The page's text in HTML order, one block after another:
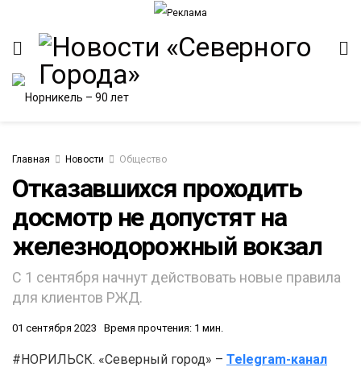
Главная Новости Общество
Отказавшихся проходить
досмотр не допустят на
железнодорожный вокзал
С 1 сентября начнут действовать новые правила
для клиентов РЖД.
01 сентября 2023 Время прочтения: 1 мин.
#НОРИЛЬСК. «Северный город» – Telegram-канал